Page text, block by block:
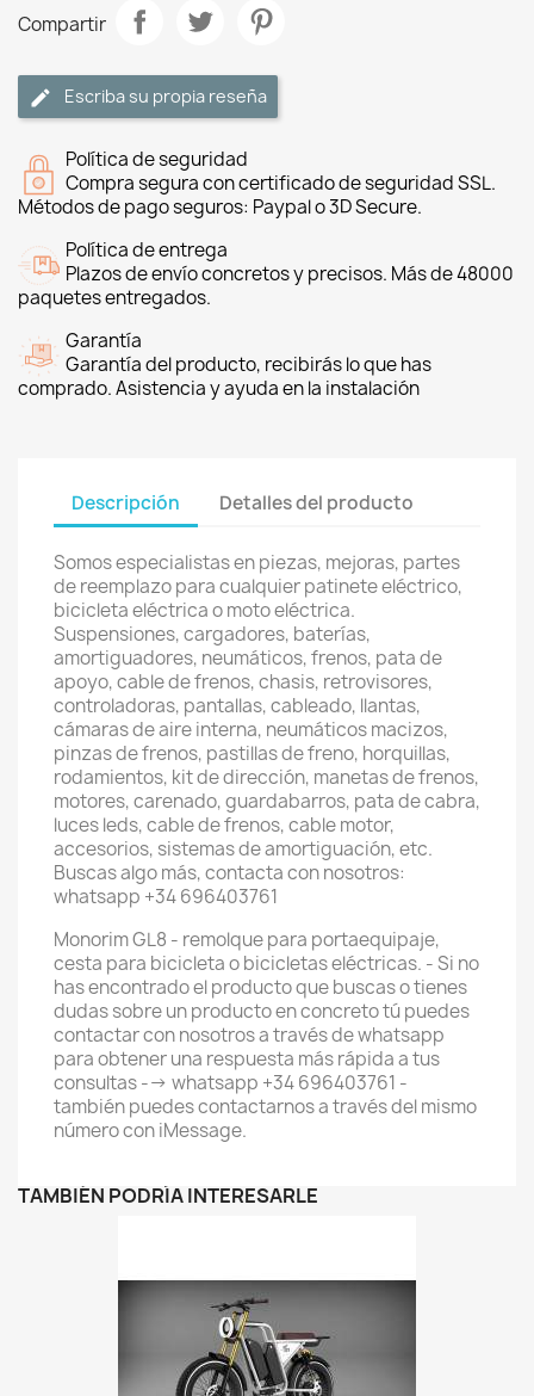
Compartir
Escriba su propia reseña
Política de seguridad
Compra segura con certificado de seguridad SSL.
Métodos de pago seguros: Paypal o 3D Secure.
Política de entrega
Plazos de envío concretos y precisos. Más de 48000
paquetes entregados.
Garantía
Garantía del producto, recibirás lo que has
comprado. Asistencia y ayuda en la instalación
Descripción Detalles del producto
Somos especialistas en piezas, mejoras, partes
de reemplazo para cualquier patinete eléctrico,
bicicleta eléctrica o moto eléctrica.
Suspensiones, cargadores, baterías,
amortiguadores, neumáticos, frenos, pata de
apoyo, cable de frenos, chasis, retrovisores,
controladoras, pantallas, cableado, llantas,
cámaras de aire interna, neumáticos macizos,
pinzas de frenos, pastillas de freno, horquillas,
rodamientos, kit de dirección, manetas de frenos,
motores, carenado, guardabarros, pata de cabra,
luces leds, cable de frenos, cable motor,
accesorios, sistemas de amortiguación, etc.
Buscas algo más, contacta con nosotros:
whatsapp +34 696403761
Monorim GL8 - remolque para portaequipaje,
cesta para bicicleta o bicicletas eléctricas. - Si no
has encontrado el producto que buscas o tienes
dudas sobre un producto en concreto tú puedes
contactar con nosotros a través de whatsapp
para obtener una respuesta más rápida a tus
consultas --> whatsapp +34 696403761 -
también puedes contactarnos a través del mismo
número con iMessage.
TAMBIÉN PODRÍA INTERESARLE